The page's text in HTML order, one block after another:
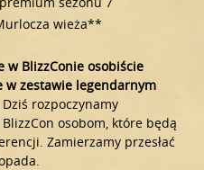
wieża**
w BlizzConie osobiście
zestawie legendarnym
. Dziś rozpoczynamy
osobom, które będą
Zamierzamy przesłać